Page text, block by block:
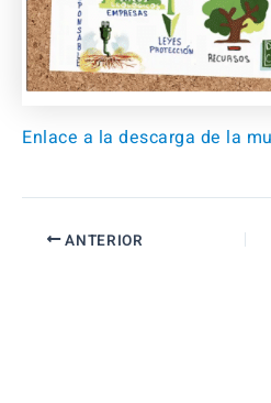
Enlace a la descarga de la
ANTERIOR